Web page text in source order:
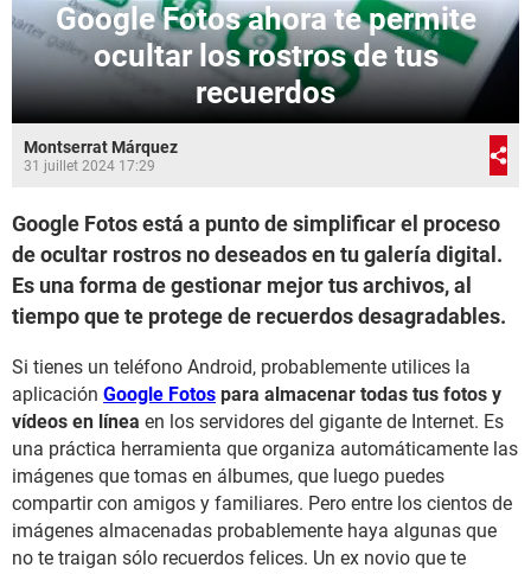
Google Fotos ahora te permite
ocultar los rostros de tus
recuerdos
Montserrat Márquez
31 juillet 2024 17:29
Google Fotos está a punto de simplificar el proceso
de ocultar rostros no deseados en tu galería digital.
Es una forma de gestionar mejor tus archivos, al
tiempo que te protege de recuerdos desagradables.
Si tienes un teléfono Android, probablemente utilices la
aplicación Google Fotos para almacenar todas tus fotos y
vídeos en línea en los servidores del gigante de Internet. Es
una práctica herramienta que organiza automáticamente las
imágenes que tomas en álbumes, que luego puedes
compartir con amigos y familiares. Pero entre los cientos de
imágenes almacenadas probablemente haya algunas que
no te traigan sólo recuerdos felices. Un ex novio que te